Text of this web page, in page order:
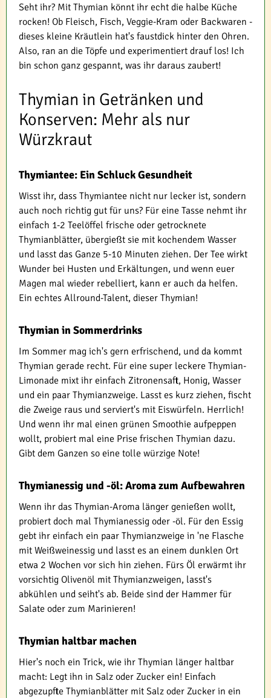
Seht ihr? Mit Thymian könnt ihr echt die halbe Küche
rocken! Ob Fleisch, Fisch, Veggie-Kram oder Backwaren -
dieses kleine Kräutlein hat's faustdick hinter den Ohren.
Also, ran an die Töpfe und experimentiert drauf los! Ich
bin schon ganz gespannt, was ihr daraus zaubert!
Thymian in Getränken und
Konserven: Mehr als nur
Würzkraut
Thymiantee: Ein Schluck Gesundheit
Wisst ihr, dass Thymiantee nicht nur lecker ist, sondern
auch noch richtig gut für uns? Für eine Tasse nehmt ihr
einfach 1-2 Teelöffel frische oder getrocknete
Thymianblätter, übergießt sie mit kochendem Wasser
und lasst das Ganze 5-10 Minuten ziehen. Der Tee wirkt
Wunder bei Husten und Erkältungen, und wenn euer
Magen mal wieder rebelliert, kann er auch da helfen.
Ein echtes Allround-Talent, dieser Thymian!
Thymian in Sommerdrinks
Im Sommer mag ich's gern erfrischend, und da kommt
Thymian gerade recht. Für eine super leckere Thymian-
Limonade mixt ihr einfach Zitronensaft, Honig, Wasser
und ein paar Thymianzweige. Lasst es kurz ziehen, fischt
die Zweige raus und serviert's mit Eiswürfeln. Herrlich!
Und wenn ihr mal einen grünen Smoothie aufpeppen
wollt, probiert mal eine Prise frischen Thymian dazu.
Gibt dem Ganzen so eine tolle würzige Note!
Thymianessig und -öl: Aroma zum Aufbewahren
Wenn ihr das Thymian-Aroma länger genießen wollt,
probiert doch mal Thymianessig oder -öl. Für den Essig
gebt ihr einfach ein paar Thymianzweige in 'ne Flasche
mit Weißweinessig und lasst es an einem dunklen Ort
etwa 2 Wochen vor sich hin ziehen. Fürs Öl erwärmt ihr
vorsichtig Olivenöl mit Thymianzweigen, lasst's
abkühlen und seiht's ab. Beide sind der Hammer für
Salate oder zum Marinieren!
Thymian haltbar machen
Hier's noch ein Trick, wie ihr Thymian länger haltbar
macht: Legt ihn in Salz oder Zucker ein! Einfach
abgezupfte Thymianblätter mit Salz oder Zucker in ein